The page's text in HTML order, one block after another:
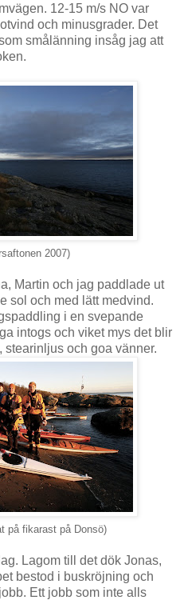
12-15 m/s NO var
och minusgrader. Det
smålänning insåg jag att
2007)
Martin och jag paddlade ut
sol och med lätt medvind.
i en svepande
intogs och viket mys det blir
stearinljus och goa vänner.
på fikarast på Donsö)
Lagom till det dök Jonas,
bestod i buskröjning och
Ett jobb som inte alls